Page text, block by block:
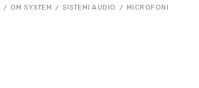
OM SYSTEM SISTEMI AUDIO MICROFONI